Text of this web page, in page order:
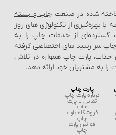
شده در صنعتچاپ و بسته‌
بهره‌گیری از تکنولوژی‌ های روز
از خدمات چاپ را به
سر رسید های اختصاصی گرفته
جذاب، پارت چاپ همواره در تلاش
به مشتریان خود ارائه دهد.
پارت چاپ
درباره پارت چاپ
تماس با پارت
چاپ
فروشگاه پارت
چاپ
قوانین پارت
چاپ